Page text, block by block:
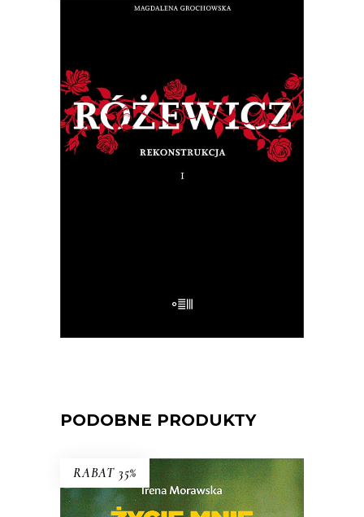
E-BOOK DO KOSZYKA
RÓŻEWICZ. REKONSTRUKCJA
(tom 1)
Na pytanie: „Kim jesteś?”, Tadeusz
Różewicz odpowiedział przed laty: „Kto
mnie uważnie czyta, ten wie”.
PODOBNE PRODUKTY
RABAT 35%
Życie mnie poplątało. Scenariusze